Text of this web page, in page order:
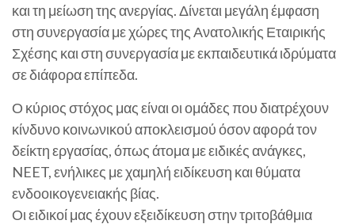
και τη μείωση της ανεργίας. Δίνεται μεγάλη έμφαση
στη συνεργασία με χώρες της Ανατολικής Εταιρικής
Σχέσης και στη συνεργασία με εκπαιδευτικά ιδρύματα
σε διάφορα επίπεδα.
Ο κύριος στόχος μας είναι οι ομάδες που διατρέχουν
κίνδυνο κοινωνικού αποκλεισμού όσον αφορά τον
δείκτη εργασίας, όπως άτομα με ειδικές ανάγκες,
NEET, ενήλικες με χαμηλή ειδίκευση και θύματα
ενδοοικογενειακής βίας.
Οι ειδικοί μας έχουν εξειδίκευση στην τριτοβάθμια